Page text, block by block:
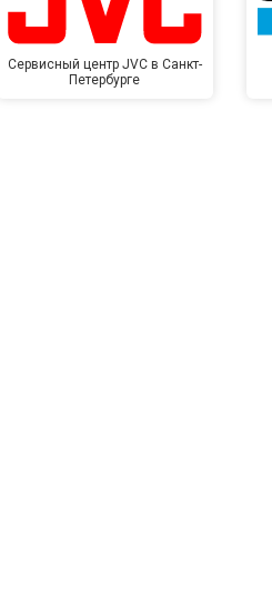
Сервисный центр JVC в Санкт-
Петербурге